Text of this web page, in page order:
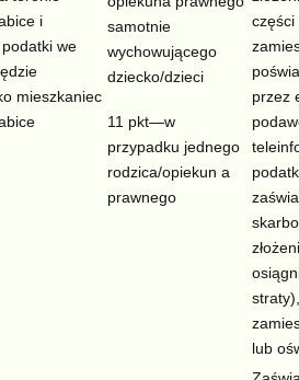
i
we
mieszkaniec
samotnie
wychowującego
dziecko/dzieci
11 pkt—w
przypadku jednego
rodzica/opiekun a
prawnego
części
przez
lub